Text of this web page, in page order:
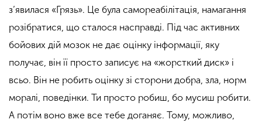
з’явилася «Грязь». Це була самореабілітація, намагання
розібратися, що сталося насправді. Під час активних
бойових дій мозок не дає оцінку інформації, яку
получає, він її просто записує на «жорсткий диск» і
всьо. Він не робить оцінку зі сторони добра, зла, норм
моралі, поведінки. Ти просто робиш, бо мусиш робити.
А потім воно вже все тебе доганяє. Тому, можливо,